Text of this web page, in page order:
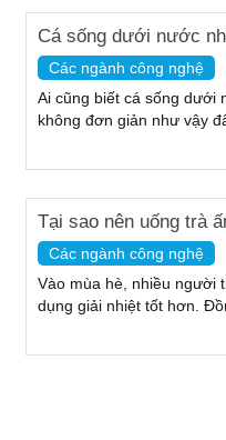
Cá sống dưới nước
Các ngành công nghệ
Ai cũng biết cá sống dưới
không đơn giản như vậy
Tại sao nên uống trà
Các ngành công nghệ
Vào mùa hè, nhiều người
dụng giải nhiệt tốt hơn.